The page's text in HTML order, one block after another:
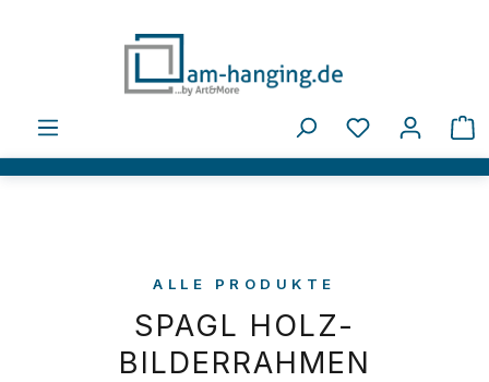
Du hast 0
ALLE PRODUKTE
SPAGL HOLZ-
BILDERRAHMEN